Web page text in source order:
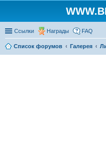
Ссылки Награды FAQ
Список форумов Галерея